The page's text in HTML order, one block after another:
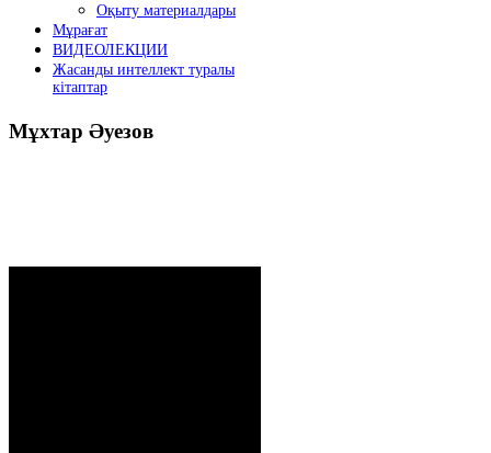
Оқыту материалдары
Мұрағат
ВИДЕОЛЕКЦИИ
Жасанды интеллект туралы
кітаптар
Мұхтар Әуезов